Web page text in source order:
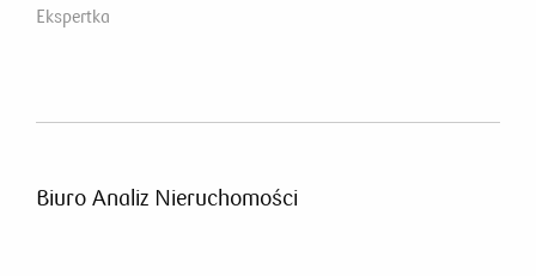
Ekspertka
Biuro Analiz Nieruchomości